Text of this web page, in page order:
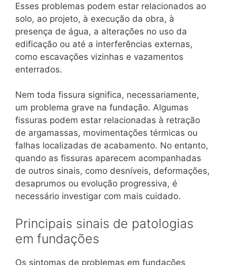
Esses problemas podem estar relacionados ao
solo, ao projeto, à execução da obra, à
presença de água, a alterações no uso da
edificação ou até a interferências externas,
como escavações vizinhas e vazamentos
enterrados.
Nem toda fissura significa, necessariamente,
um problema grave na fundação. Algumas
fissuras podem estar relacionadas à retração
de argamassas, movimentações térmicas ou
falhas localizadas de acabamento. No entanto,
quando as fissuras aparecem acompanhadas
de outros sinais, como desníveis, deformações,
desaprumos ou evolução progressiva, é
necessário investigar com mais cuidado.
Principais sinais de patologias
em fundações
Os sintomas de problemas em fundações